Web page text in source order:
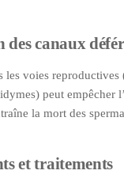
des canaux
les voies reproductives
peut empêcher
la mort des
et traitements